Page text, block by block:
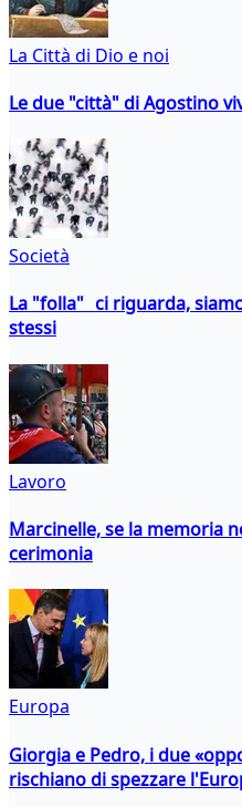
La Città di Dio e noi
Le due "città" di Agostino
Società
La "folla" ci riguarda,
stessi
Lavoro
Marcinelle, se la memoria
cerimonia
Europa
Giorgia e Pedro, i due
rischiano di spezzare